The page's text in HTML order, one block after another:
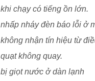
chạy có tiếng ồn lớn.
nháy đèn báo lỗi ở
nhận tín hiệu từ
không quay.
giọt nước ở dàn lạnh